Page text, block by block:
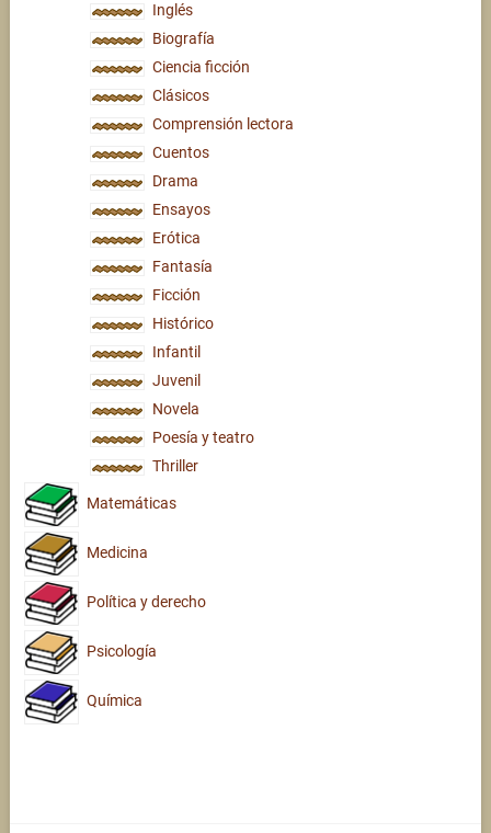
Inglés
Biografía
Ciencia ficción
Clásicos
Comprensión lectora
Cuentos
Drama
Ensayos
Erótica
Fantasía
Ficción
Histórico
Infantil
Juvenil
Novela
Poesía y teatro
Thriller
Matemáticas
Medicina
Política y derecho
Psicología
Química